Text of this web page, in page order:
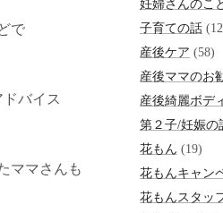
で
バイス
ママさんも
妊婦さんのこ
子育ての話
産後ケア (58)
産後ママのお
産後綺麗ボデ
第２子/妊娠の
花もん (19)
花もんキャン
花もんスタッ